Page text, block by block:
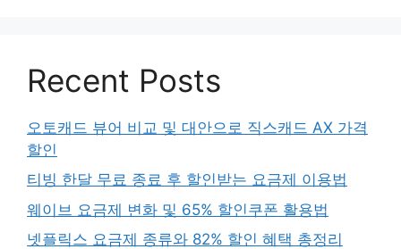
Recent Posts
오토캐드 뷰어 비교 및 대안으로 직스캐드 AX 가격
할인
티빙 한달 무료 종료 후 할인받는 요금제 이용법
웨이브 요금제 변화 및 65% 할인쿠폰 활용법
넷플릭스 요금제 종류와 82% 할인 혜택 총정리